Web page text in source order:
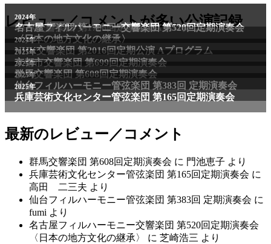
レビュー／コメントが多い公演記録
2011年
NHK交響楽団 第1706回定期公演Aプログラム
2024年
名古屋フィルハーモニー交響楽団 第520回定期演奏会
〈日本の地方文化の継承〉
2024年
NHK交響楽団 第2016回定期公演 Aプログラム
2025年
京都市交響楽団 第699回定期演奏会
2025年
群馬交響楽団 第608回定期演奏会
2025年
仙台フィルハーモニー管弦楽団 第383回 定期演奏会
2025年
兵庫芸術文化センター管弦楽団 第165回定期演奏会
最新のレビュー／コメント
群馬交響楽団 第608回定期演奏会 に 門池恵子 より
兵庫芸術文化センター管弦楽団 第165回定期演奏会 に
高田 二三夫 より
仙台フィルハーモニー管弦楽団 第383回 定期演奏会 に
fumi より
名古屋フィルハーモニー交響楽団 第520回定期演奏会
〈日本の地方文化の継承〉
に 芝崎浩三 より